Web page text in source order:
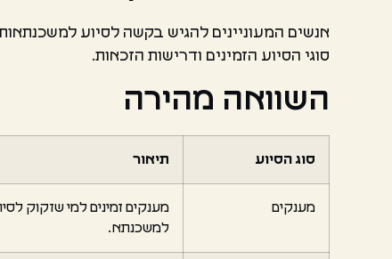
אנשים המעוניינים להגיש בקשה לסיוע
סוגי הסיוע הזמינים ודרישות הזכאות.
השוואה מהירה
סוג הסיוע תיאור
מענקים
מענקים זמינים למי שזקוק
למשכנתא.